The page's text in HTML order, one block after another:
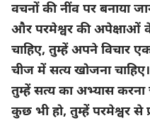
वचनों की नींव पर बनाया
और परमेश्वर की अपेक्षाओं
चाहिए, तुम्हें अपने विचार
चीज में सत्य खोजना
तुम्हें सत्य का अभ्यास करना
कुछ भी हो, तुम्हें परमेश्वर से